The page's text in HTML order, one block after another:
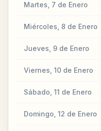
Martes, 7 de Enero
Miércoles, 8 de Enero
Jueves, 9 de Enero
Viernes, 10 de Enero
Sábado, 11 de Enero
Domingo, 12 de Enero